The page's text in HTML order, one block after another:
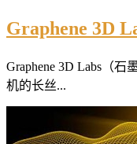
Graphene 3D
Graphene 3D Labs（
机的长丝...